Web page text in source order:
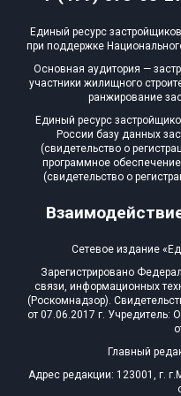
блоков в БД
Единый ресурс
при поддержке
Основная аудитория —
участники жилищного
ранжирование
Единый ресурс
России базу данных
(свидетельство о
программное
(свидетельство о
Сетевое издание
Зарегистрировано
связи, информационных
(Роскомнадзор).
от 07.06.2017 г. Учредитель:
Главный
Адрес редакции: 123001, г.